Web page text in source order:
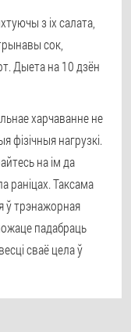
з іх салата,
сок,
Дыета на 10 дзён
харчаванне не
фізічныя нагрузкі.
на ім да
раніцах. Таксама
ў трэнажорная
падабраць
сваё цела ў